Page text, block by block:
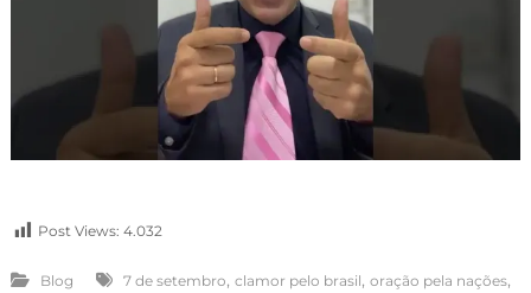
Post Views: 4.032
Blog 7 de setembro, clamor pelo brasil, oração pela nações,